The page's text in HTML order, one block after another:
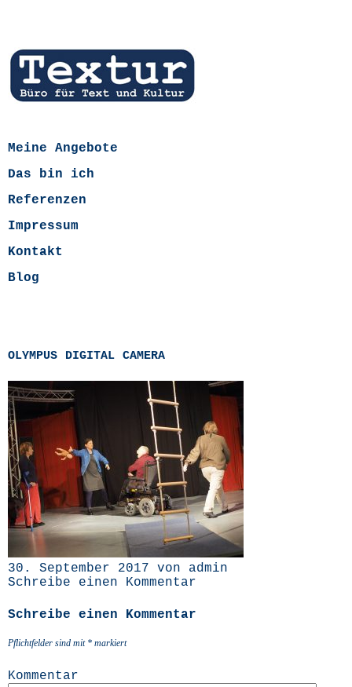
Meine Angebote
Das bin ich
Referenzen
Impressum
Kontakt
Blog
OLYMPUS DIGITAL CAMERA
30. September 2017 von admin
Schreibe einen Kommentar
Schreibe einen Kommentar
Pflichtfelder sind mit * markiert
Kommentar